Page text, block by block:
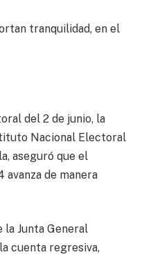
tranquilidad, en el
del 2 de junio, la
Nacional Electoral
aseguró que el
de manera
la Junta General
cuenta regresiva,